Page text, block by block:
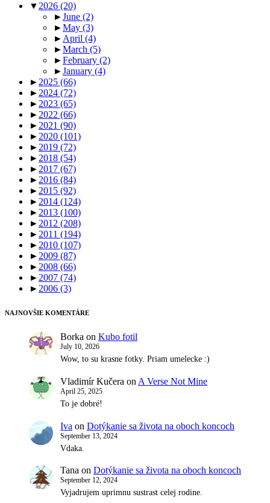
▼2026 (20)
►June (2)
►May (3)
►April (4)
►March (5)
►February (2)
►January (4)
►2025 (66)
►2024 (72)
►2023 (65)
►2022 (66)
►2021 (90)
►2020 (101)
►2019 (72)
►2018 (54)
►2017 (67)
►2016 (84)
►2015 (92)
►2014 (124)
►2013 (100)
►2012 (208)
►2011 (194)
►2010 (107)
►2009 (87)
►2008 (66)
►2007 (74)
►2006 (3)
NAJNOVŠIE KOMENTÁRE
Borka on Kubo fotil
July 10, 2026
Wow, to su krasne fotky. Priam umelecke :)
Vladimír Kučera on A Verse Not Mine
April 25, 2025
To je dobré!
Iva on Dotýkanie sa života na oboch koncoch
September 13, 2024
Vdaka.
Tana on Dotýkanie sa života na oboch koncoch
September 12, 2024
Vyjadrujem uprimnu sustrast celej rodine.